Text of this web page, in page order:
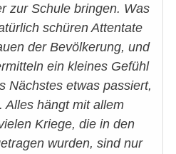
zur Schule bringen. Was
schüren Attentate
der Bevölkerung, und
ein kleines Gefühl
Nächstes etwas passiert,
Alles hängt mit allem
Kriege, die in den
wurden, sind nur